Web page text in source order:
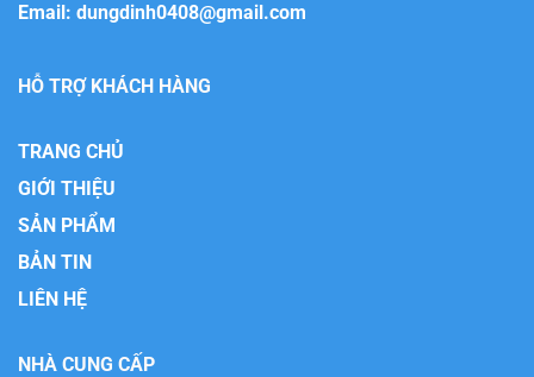
Email: dungdinh0408@gmail.com
HỖ TRỢ KHÁCH HÀNG
TRANG CHỦ
GIỚI THIỆU
SẢN PHẨM
BẢN TIN
LIÊN HỆ
NHÀ CUNG CẤP